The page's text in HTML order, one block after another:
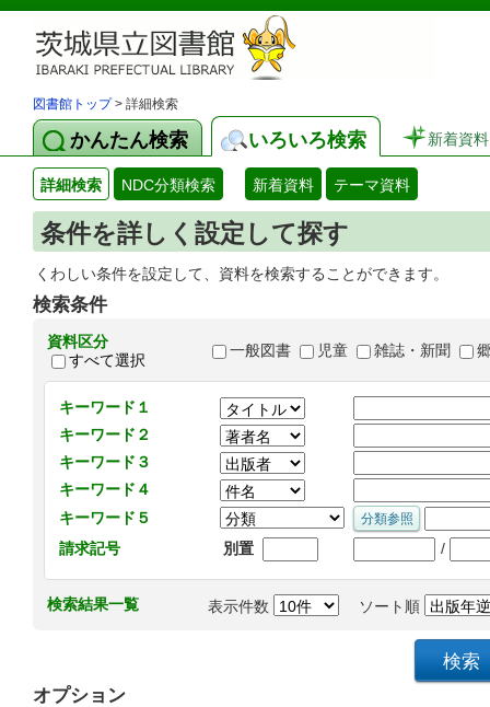
図書館トップ> 詳細検索
かんたん検索 いろいろ検索 新着資料
詳細検索 NDC分類検索 新着資料 テーマ資料
条件を詳しく設定して探す
くわしい条件を設定して、資料を検索することができます。
検索条件
資料区分
すべて選択
一般図書 児童 雑誌・新聞
キーワード１
キーワード２
キーワード３
キーワード４
キーワード５
請求記号
別置 /
検索結果一覧 表示件数 ソート順
オプション